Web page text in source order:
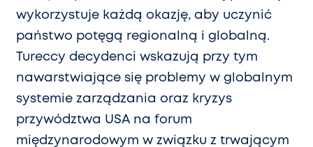
wykorzystuje każdą okazję, aby uczynić
państwo potęgą regionalną i globalną.
Tureccy decydenci wskazują przy tym
nawarstwiające się problemy w globalnym
systemie zarządzania oraz kryzys
przywództwa USA na forum
międzynarodowym w związku z trwającym